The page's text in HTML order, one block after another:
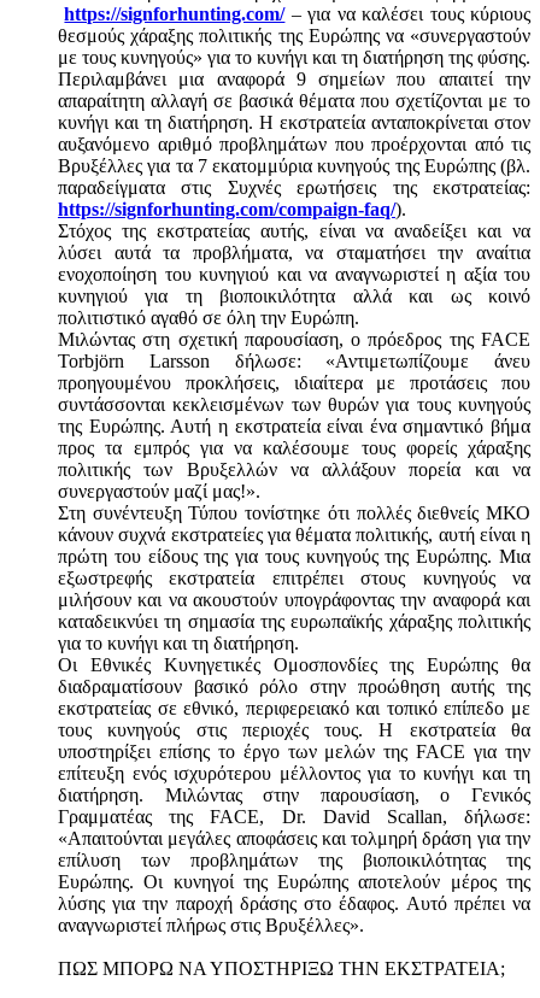
https://signforhunting.com/– για να καλέσει τους κύριους
θεσμούς χάραξης πολιτικής της Ευρώπης να «συνεργαστούν
με τους κυνηγούς» για το κυνήγι και τη διατήρηση της φύσης.
Περιλαμβάνει μια αναφορά 9 σημείων που απαιτεί την
απαραίτητη αλλαγή σε βασικά θέματα που σχετίζονται με το
κυνήγι και τη διατήρηση. Η εκστρατεία ανταποκρίνεται στον
αυξανόμενο αριθμό προβλημάτων που προέρχονται από τις
Βρυξέλλες για τα 7 εκατομμύρια κυνηγούς της Ευρώπης (βλ.
παραδείγματα στις Συχνές ερωτήσεις της εκστρατείας:
https://signforhunting.com/compaign-faq/).
Στόχος της εκστρατείας αυτής, είναι να αναδείξει και να
λύσει αυτά τα προβλήματα, να σταματήσει την αναίτια
ενοχοποίηση του κυνηγιού και να αναγνωριστεί η αξία του
κυνηγιού για τη βιοποικιλότητα αλλά και ως κοινό
πολιτιστικό αγαθό σε όλη την Ευρώπη.
Μιλώντας στη σχετική παρουσίαση, ο πρόεδρος της FACE
Torbjörn Larsson δήλωσε: «Αντιμετωπίζουμε άνευ
προηγουμένου προκλήσεις, ιδιαίτερα με προτάσεις που
συντάσσονται κεκλεισμένων των θυρών για τους κυνηγούς
της Ευρώπης. Αυτή η εκστρατεία είναι ένα σημαντικό βήμα
προς τα εμπρός για να καλέσουμε τους φορείς χάραξης
πολιτικής των Βρυξελλών να αλλάξουν πορεία και να
συνεργαστούν μαζί μας!».
Στη συνέντευξη Τύπου τονίστηκε ότι πολλές διεθνείς ΜΚΟ
κάνουν συχνά εκστρατείες για θέματα πολιτικής, αυτή είναι η
πρώτη του είδους της για τους κυνηγούς της Ευρώπης. Μια
εξωστρεφής εκστρατεία επιτρέπει στους κυνηγούς να
μιλήσουν και να ακουστούν υπογράφοντας την αναφορά και
καταδεικνύει τη σημασία της ευρωπαϊκής χάραξης πολιτικής
για το κυνήγι και τη διατήρηση.
Οι Εθνικές Κυνηγετικές Ομοσπονδίες της Ευρώπης θα
διαδραματίσουν βασικό ρόλο στην προώθηση αυτής της
εκστρατείας σε εθνικό, περιφερειακό και τοπικό επίπεδο με
τους κυνηγούς στις περιοχές τους. Η εκστρατεία θα
υποστηρίξει επίσης το έργο των μελών της FACE για την
επίτευξη ενός ισχυρότερου μέλλοντος για το κυνήγι και τη
διατήρηση. Μιλώντας στην παρουσίαση, ο Γενικός
Γραμματέας της FACE, Dr. David Scallan, δήλωσε:
«Απαιτούνται μεγάλες αποφάσεις και τολμηρή δράση για την
επίλυση των προβλημάτων της βιοποικιλότητας της
Ευρώπης. Οι κυνηγοί της Ευρώπης αποτελούν μέρος της
λύσης για την παροχή δράσης στο έδαφος. Αυτό πρέπει να
αναγνωριστεί πλήρως στις Βρυξέλλες».
ΠΩΣ ΜΠΟΡΩ ΝΑ ΥΠΟΣΤΗΡΙΞΩ ΤΗΝ ΕΚΣΤΡΑΤΕΙΑ;